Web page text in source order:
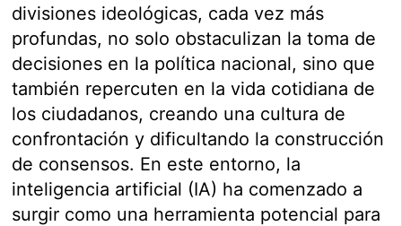
divisiones ideológicas, cada vez más
profundas, no solo obstaculizan la toma de
decisiones en la política nacional, sino que
también repercuten en la vida cotidiana de
los ciudadanos, creando una cultura de
confrontación y dificultando la construcción
de consensos. En este entorno, la
inteligencia artificial (IA) ha comenzado a
surgir como una herramienta potencial para